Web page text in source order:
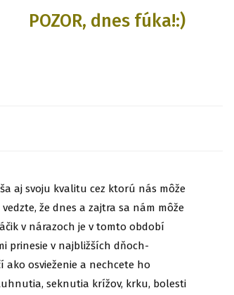
POZOR, dnes fúka!:)
aj svoju kvalitu cez ktorú nás môže
že dnes a zajtra sa nám môže
v nárazoch je v tomto období
prinesie v najbližších dňoch-
ako osvieženie a nechcete ho
seknutia krížov, krku, bolesti